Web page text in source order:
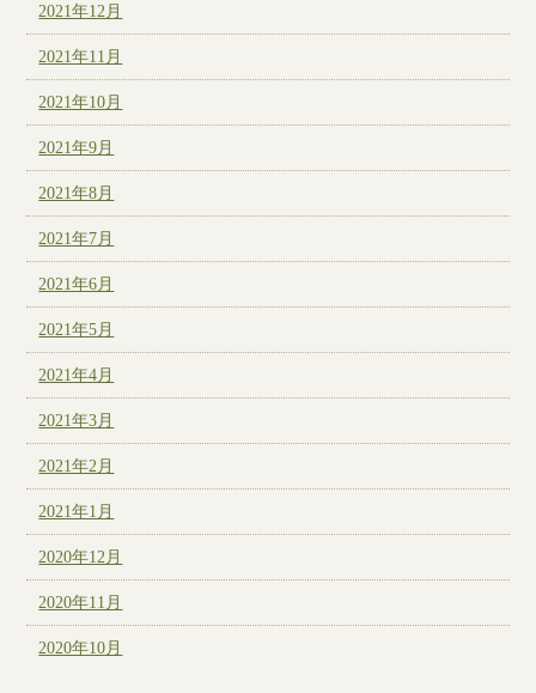
2021年12月
2021年11月
2021年10月
2021年9月
2021年8月
2021年7月
2021年6月
2021年5月
2021年4月
2021年3月
2021年2月
2021年1月
2020年12月
2020年11月
2020年10月